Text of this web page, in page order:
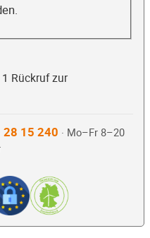
Rückruf zur
15 240 · Mo–Fr 8–20